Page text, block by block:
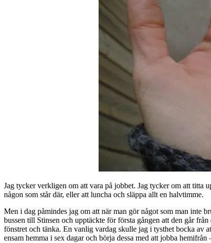
Jag tycker verkligen om att vara på jobbet. Jag tycker om att titta
någon som står där, eller att luncha och släppa allt en halvtimme.
Men i dag påmindes jag om att när man gör något som man inte
bussen till Stinsen och upptäckte för första gången att den går
fönstret och tänka. En vanlig vardag skulle jag i tysthet bocka av
ensam hemma i sex dagar och börja dessa med att jobba